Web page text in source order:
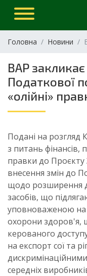
Головна Новини
ВАР
Податкової
«олійні»
Подані на розгляд
з питань фінансів,
правки до
внесення змін до
щодо розширення
засобів, що
уповноваженою на
охорони здоров'я,
керованого
на експорт сої та
середніх